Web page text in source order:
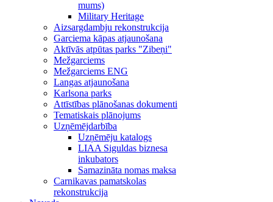
mums)
Military Heritage
Aizsargdambju rekonstrukcija
Garciema kāpas atjaunošana
Aktīvās atpūtas parks "Zibeņi"
Mežgarciems
Mežgarciems ENG
Langas atjaunošana
Karlsona parks
Attīstības plānošanas dokumenti
Tematiskais plānojums
Uzņēmējdarbība
Uzņēmēju katalogs
LIAA Siguldas biznesa
inkubators
Samazināta nomas maksa
Carnikavas pamatskolas
rekonstrukcija